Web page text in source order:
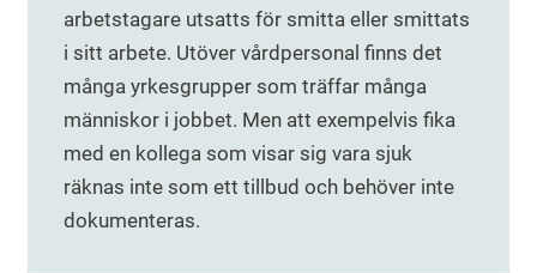
arbetstagare utsatts för smitta eller smittats
i sitt arbete. Utöver vårdpersonal finns det
många yrkesgrupper som träffar många
människor i jobbet. Men att exempelvis fika
med en kollega som visar sig vara sjuk
räknas inte som ett tillbud och behöver inte
dokumenteras.